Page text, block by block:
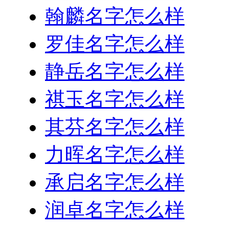
翰麟名字怎么样
罗佳名字怎么样
静岳名字怎么样
祺玉名字怎么样
其芬名字怎么样
力晖名字怎么样
承启名字怎么样
润卓名字怎么样